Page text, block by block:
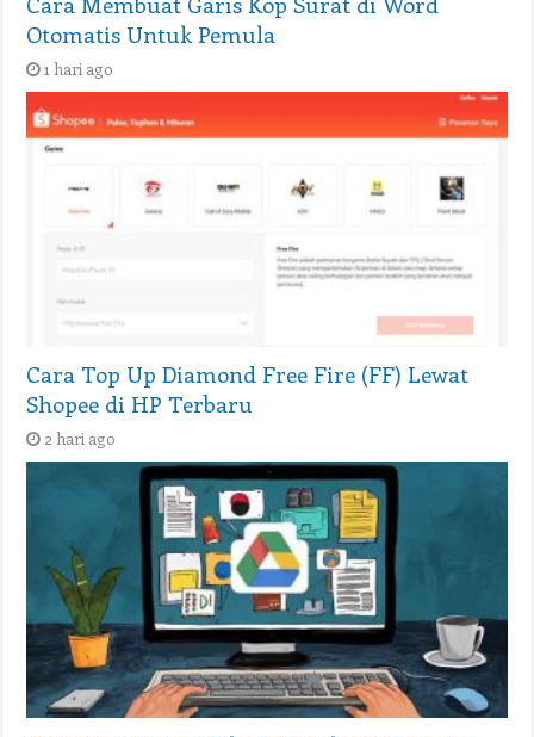
Otomatis Untuk Pemula
1 hari ago
Cara Top Up Diamond Free Fire (FF) Lewat
Shopee di HP Terbaru
2 hari ago